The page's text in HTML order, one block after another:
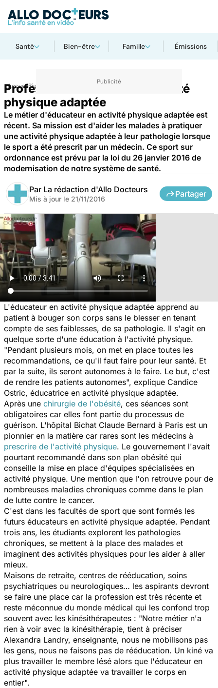
Santé Bien-être Famille Émissions
AccueilBien-être
Profession éducateur en activité
physique adaptée
Le métier d'éducateur en activité physique adaptée est
récent. Sa mission est d'aider les malades à pratiquer
une activité physique adaptée à leur pathologie lorsque
le sport a été prescrit par un médecin. Ce sport sur
ordonnance est prévu par la loi du 26 janvier 2016 de
modernisation de notre système de santé.
Par La rédaction d'Allo Docteurs
Mis à jour le 21/11/2016
Partager
L'éducateur en activité physique adaptée apprend au
patient à bouger son corps sans le blesser en tenant
compte de ses faiblesses, de sa pathologie. Il s'agit en
quelque sorte d'une éducation à l'activité physique.
"Pendant plusieurs mois, on met en place toutes les
recommandations, ce qu'il faut faire pour leur santé. Et
par la suite, ils seront autonomes à le faire. Le but, c'est
de rendre les patients autonomes", explique Candice
Ostric, éducatrice en activité physique adaptée.
Après une chirurgie de l'obésité, ces séances sont
obligatoires car elles font partie du processus de
guérison. L'hôpital Bichat Claude Bernard à Paris est un
pionnier en la matière car rares sont les médecins à
prescrire de l'activité physique. Le gouvernement l'avait
pourtant recommandé dans son plan obésité qui
conseille la mise en place d'équipes spécialisées en
activité physique. Une mention que l'on retrouve pour de
nombreuses maladies chroniques comme dans le plan
de lutte contre le cancer.
C'est dans les facultés de sport que sont formés les
futurs éducateurs en activité physique adaptée. Pendant
trois ans, les étudiants explorent les pathologies
chroniques, se mettent à la place des malades et
imaginent des activités physiques pour les aider à aller
mieux.
Maisons de retraite, centres de rééducation, soins
psychiatriques ou neurologiques… les aspirants devront
se faire une place car la profession est très récente et
reste méconnue du monde médical qui les confond trop
souvent avec les kinésithérapeutes : "Notre métier n'a
rien à voir avec la kinésithérapie, tient à préciser
Alexandra Landry, enseignante, nous ne mobilisons pas
les gens, nous ne faisons pas de rééducation. Un kiné va
plus travailler le membre lésé alors que l'éducateur en
activité physique adaptée va travailler le corps en
entier".